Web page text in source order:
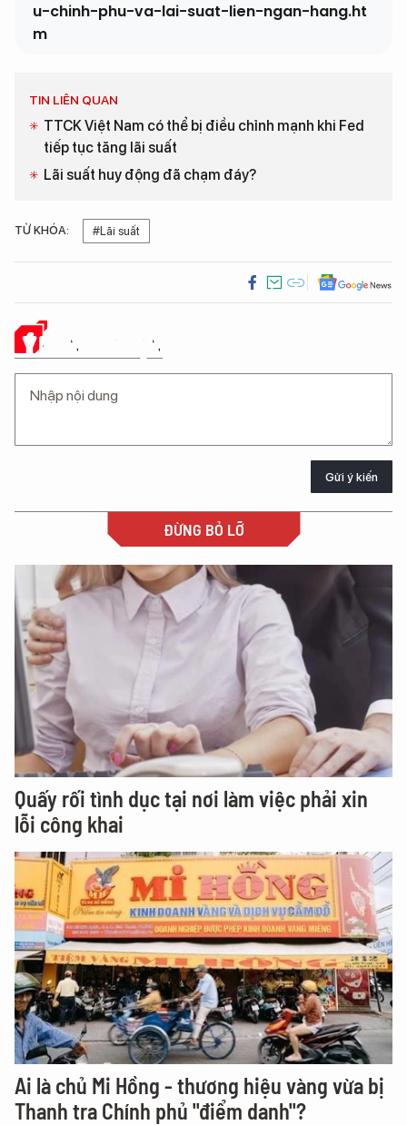
u-chinh-phu-va-lai-suat-lien-ngan-hang.ht
m
TIN LIÊN QUAN
TTCK Việt Nam có thể bị điều chỉnh mạnh khi Fed
tiếp tục tăng lãi suất
Lãi suất huy động đã chạm đáy?
TỪ KHÓA: #Lãi suất
Ý KIẾN CỦA BẠN
Gửi ý kiến
ĐỪNG BỎ LỠ
Quấy rối tình dục tại nơi làm việc phải xin
lỗi công khai
Ai là chủ Mi Hồng - thương hiệu vàng vừa bị
Thanh tra Chính phủ "điểm danh"?